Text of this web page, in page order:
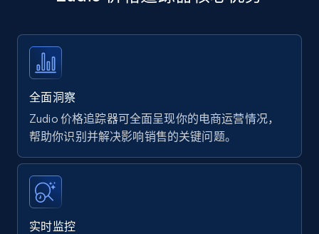
全面洞察
Zudio 价格追踪器可全面呈现你的电商运营情况，
帮助你识别并解决影响销售的关键问题。
实时监控